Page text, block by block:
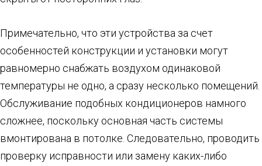
Примечательно, что эти устройства за счет
особенностей конструкции и установки могут
равномерно снабжать воздухом одинаковой
температуры не одно, а сразу несколько помещений.
Обслуживание подобных кондиционеров намного
сложнее, поскольку основная часть системы
вмонтирована в потолке. Следовательно, проводить
проверку исправности или замену каких-либо